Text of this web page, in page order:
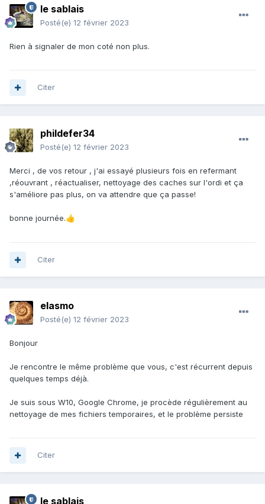
le sablais
Posté(e) 12 février 2023
Rien à signaler de mon coté non plus.
Citer
phildefer34
Posté(e) 12 février 2023
Merci , de vos retour , j'ai essayé plusieurs fois en refermant
,réouvrant , réactualiser, nettoyage des caches sur l'ordi et ça
s'améliore pas plus, on va attendre que ça passe!
bonne journée.👍
Citer
elasmo
Posté(e) 12 février 2023
Bonjour
Je rencontre le même problème que vous, c'est récurrent depuis
quelques temps déjà.
Je suis sous W10, Google Chrome, je procède régulièrement au
nettoyage de mes fichiers temporaires, et le problème persiste
Citer
le sablais